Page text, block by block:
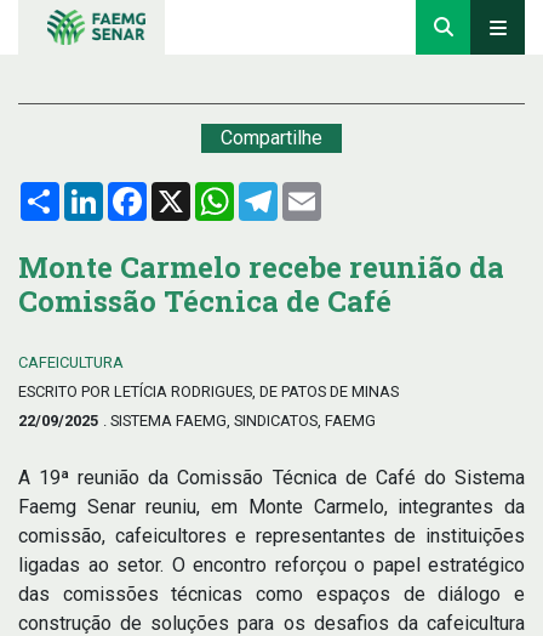
Compartilhe
Compartilhar
LinkedInFacebook
X WhatsApp
Telegram
Monte Carmelo recebe reunião da
Comissão Técnica de Café
CAFEICULTURA
ESCRITO POR LETÍCIA RODRIGUES, DE PATOS DE MINAS
22/09/2025 . SISTEMA FAEMG, SINDICATOS, FAEMG
A 19ª reunião da Comissão Técnica de Café do Sistema
Faemg Senar reuniu, em Monte Carmelo, integrantes da
comissão, cafeicultores e representantes de instituições
ligadas ao setor. O encontro reforçou o papel estratégico
das comissões técnicas como espaços de diálogo e
construção de soluções para os desafios da cafeicultura